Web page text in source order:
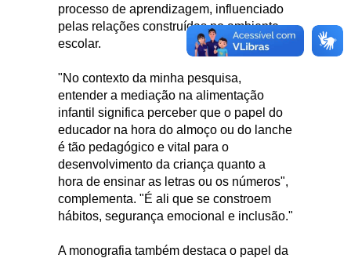
processo de aprendizagem, influenciado
pelas relações construídas no ambiente
escolar.
"No contexto da minha pesquisa,
entender a mediação na alimentação
infantil significa perceber que o papel do
educador na hora do almoço ou do lanche
é tão pedagógico e vital para o
desenvolvimento da criança quanto a
hora de ensinar as letras ou os números",
complementa. "É ali que se constroem
hábitos, segurança emocional e inclusão."
A monografia também destaca o papel da